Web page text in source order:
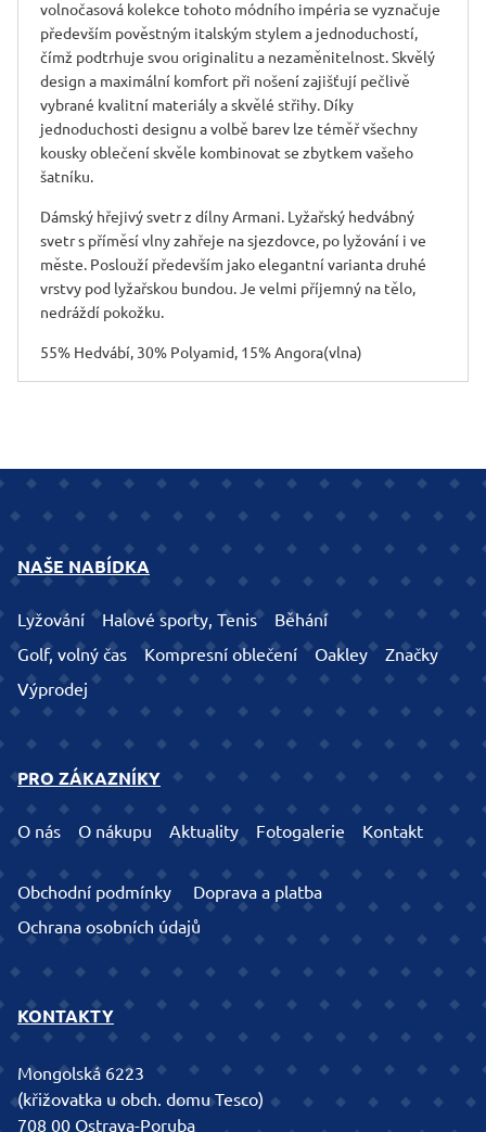
volnočasová kolekce tohoto módního impéria se vyznačuje
především pověstným italským stylem a jednoduchostí,
čímž podtrhuje svou originalitu a nezaměnitelnost. Skvělý
design a maximální komfort při nošení zajišťují pečlivě
vybrané kvalitní materiály a skvělé střihy. Díky
jednoduchosti designu a volbě barev lze téměř všechny
kousky oblečení skvěle kombinovat se zbytkem vašeho
šatníku.
Dámský hřejivý svetr z dílny Armani. Lyžařský hedvábný
svetr s příměsí vlny zahřeje na sjezdovce, po lyžování i ve
měste. Poslouží především jako elegantní varianta druhé
vrstvy pod lyžařskou bundou. Je velmi příjemný na tělo,
nedráždí pokožku.
55% Hedvábí, 30% Polyamid, 15% Angora(vlna)
NAŠE NABÍDKA
Lyžování Halové sporty, Tenis
Běhání
Golf, volný čas
Kompresní oblečení Oakley
Značky
Výprodej
PRO ZÁKAZNÍKY
O nás O nákupu Aktuality Fotogalerie Kontakt
Obchodní podmínky
Doprava a platba
Ochrana osobních údajů
KONTAKTY
Mongolská 6223
(křižovatka u obch. domu Tesco)
708 00 Ostrava-Poruba